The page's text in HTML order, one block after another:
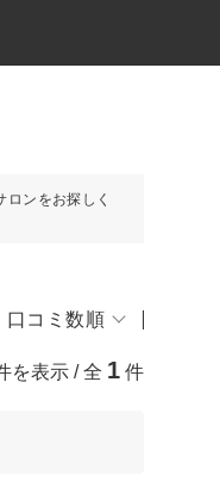
ンをお探しく
口コミ数順
を表示 / 全 1 件